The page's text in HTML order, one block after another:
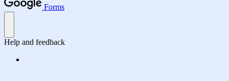
Forms
Help and feedback